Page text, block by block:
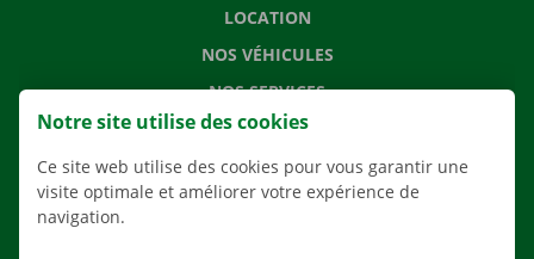
LOCATION
NOS VÉHICULES
NOS SERVICES
AGENCES
APPLI
SOLUTIONS DE DÉMÉNAGEMENT
Notre site utilise des cookies
Ce site web utilise des cookies pour vous garantir une
visite optimale et améliorer votre expérience de
navigation.